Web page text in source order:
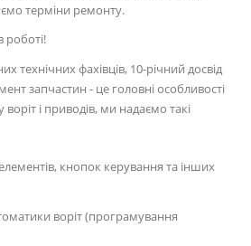
терміни ремонту.
роботі!
технічних фахівців, 10-річний досвід
запчастин - це головні особливості
і приводів, ми надаємо такі
кнопок керування та інших
воріт (програмування